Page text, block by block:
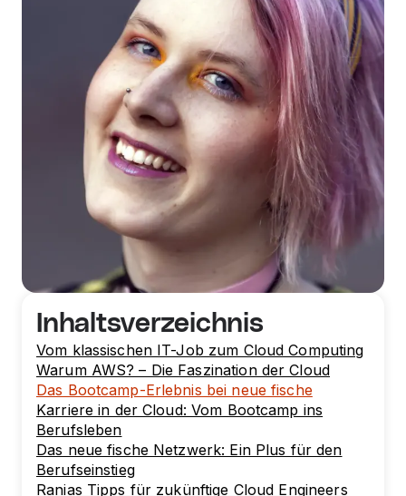
Inhaltsverzeichnis
Vom klassischen IT-Job zum Cloud Computing
Warum AWS? – Die Faszination der Cloud
Das Bootcamp-Erlebnis bei neue fische
Karriere in der Cloud: Vom Bootcamp ins
Berufsleben
Das neue fische Netzwerk: Ein Plus für den
Berufseinstieg
Ranias Tipps für zukünftige Cloud Engineers